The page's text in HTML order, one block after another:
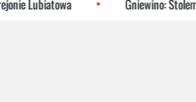
Gniewino: Stolem